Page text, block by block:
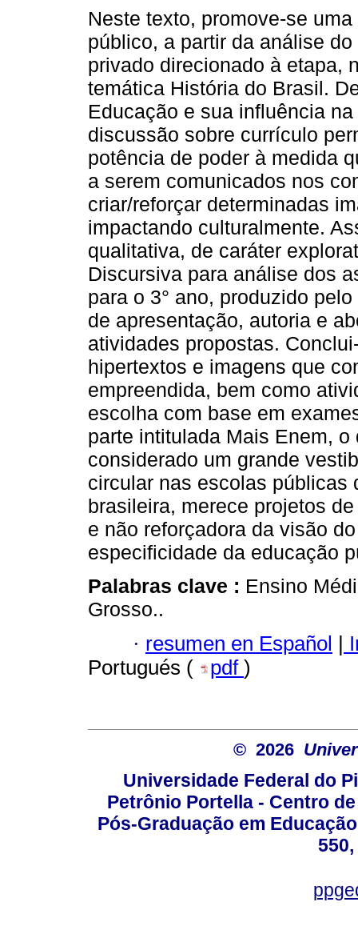
Neste texto, promove-se
público, a partir da análise
privado direcionado à etapa,
temática História do Brasil.
Educação e sua influência
discussão sobre currículo
potência de poder à medida
a serem comunicados nos
criar/reforçar determinadas
impactando culturalmente.
qualitativa, de caráter
Discursiva para análise dos
para o 3° ano, produzido
de apresentação, autoria e
atividades propostas.
hipertextos e imagens que
empreendida, bem como
escolha com base em
parte intitulada Mais Enem,
considerado um grande
circular nas escolas públicas
brasileira, merece projetos
e não reforçadora da visão
especificidade da educação
Palabras clave : Ensino
Grosso..
· resumen en Español |
Portugués (
pdf )
© 2026
Universidade Federal do
Petrônio Portella - Centro
Pós-Graduação em